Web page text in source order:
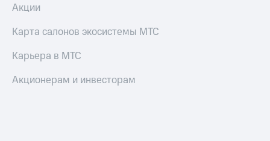
Акции
Карта салонов экосистемы МТС
Карьера в МТС
Акционерам и инвесторам